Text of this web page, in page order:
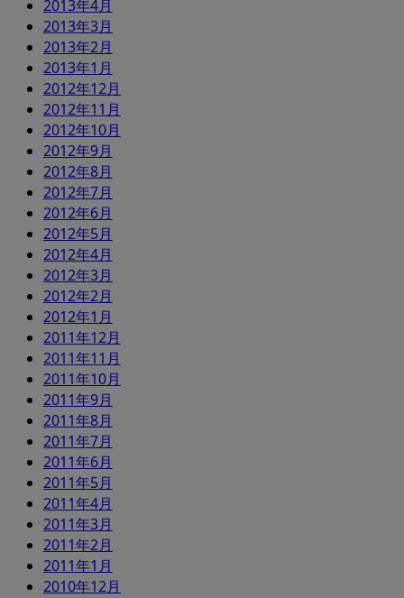
2013年4月
2013年3月
2013年2月
2013年1月
2012年12月
2012年11月
2012年10月
2012年9月
2012年8月
2012年7月
2012年6月
2012年5月
2012年4月
2012年3月
2012年2月
2012年1月
2011年12月
2011年11月
2011年10月
2011年9月
2011年8月
2011年7月
2011年6月
2011年5月
2011年4月
2011年3月
2011年2月
2011年1月
2010年12月